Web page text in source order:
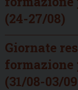
(24-27/08)
Giornate
formazione
(31/08-03/